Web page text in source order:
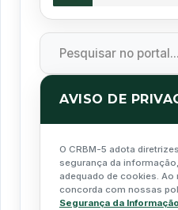
AVISO DE
O CRBM-5 adota
segurança da
adequado de cookies.
concorda com nossas
Segurança da